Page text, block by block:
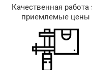
Качественная работа
приемлемые цены